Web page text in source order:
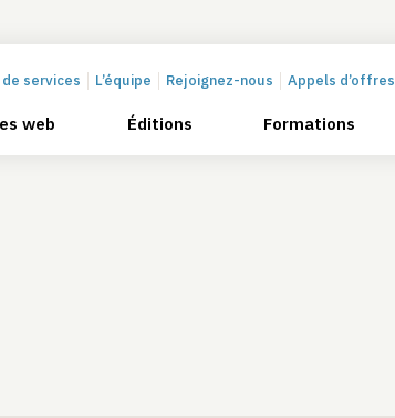
de services L’équipe Rejoignez-nous Appels d’offres
web Éditions Formations